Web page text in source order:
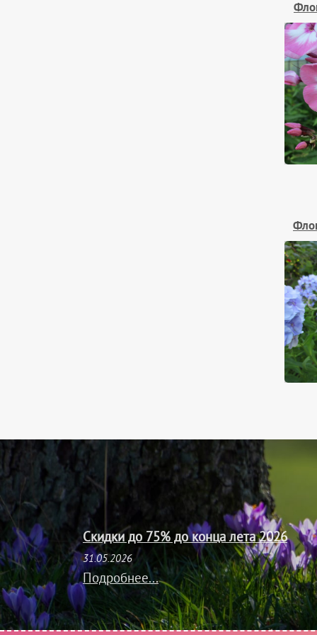
Скидки до 75% до конца лета 2026
31.05.2026
Подробнее...